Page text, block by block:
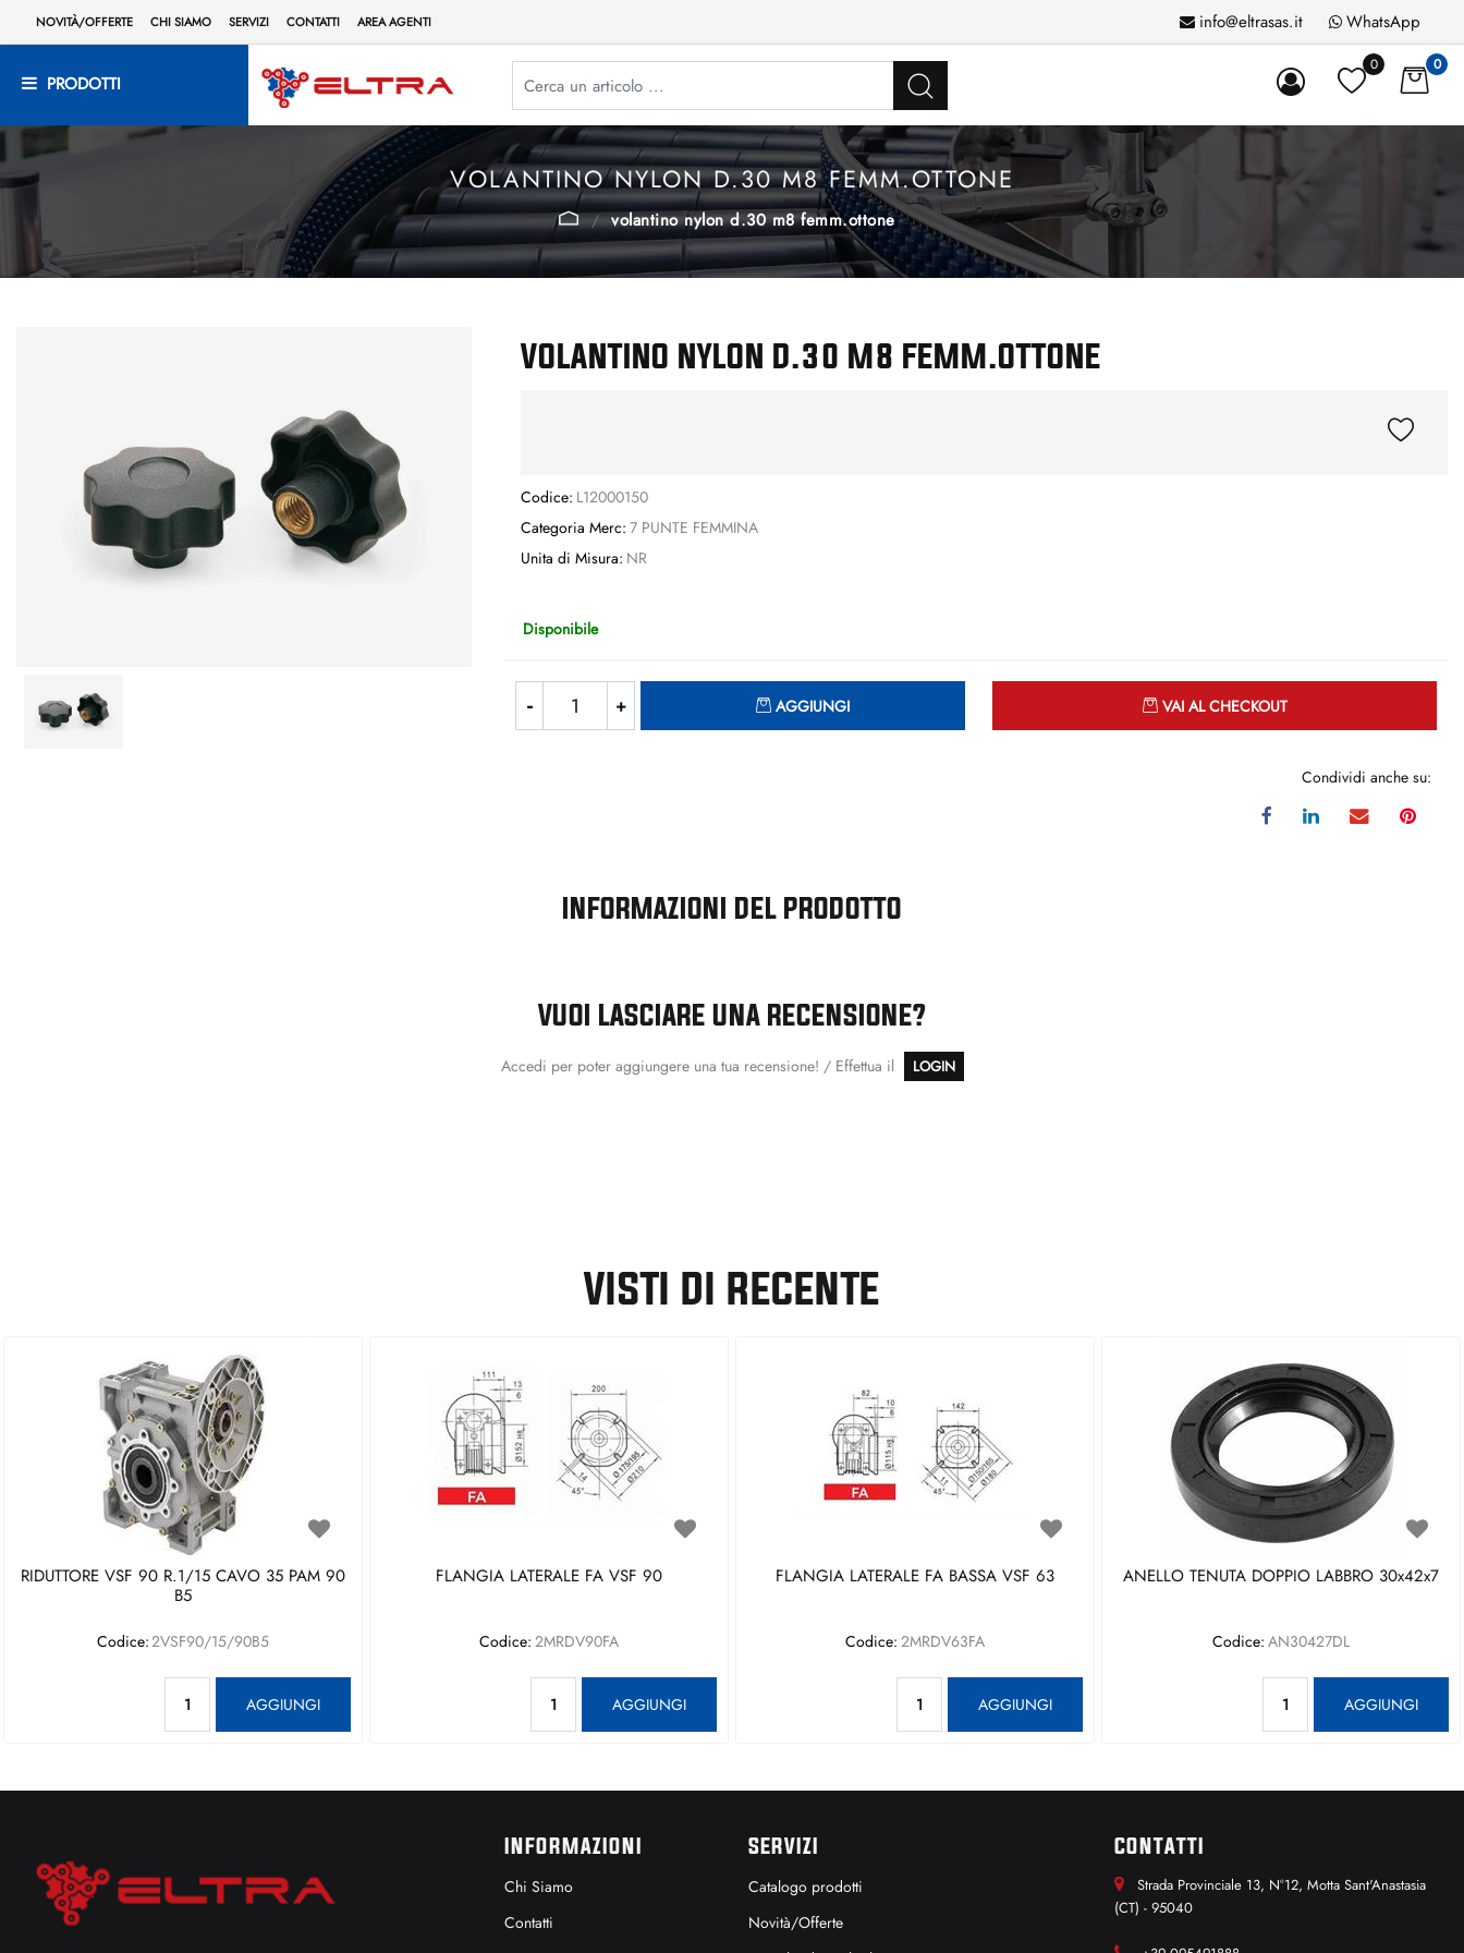
NOVITÀ/OFFERTE CHI SIAMO SERVIZI CONTATTI AREA AGENTI info@eltrasas.it WhatsApp
PRODOTTI
0 0
VOLANTINO NYLON D.30 M8 FEMM.OTTONE
volantino nylon d.30 m8 femm.ottone
VOLANTINO NYLON D.30 M8 FEMM.OTTONE
Codice: L12000150
Categoria Merc: 7 PUNTE FEMMINA
Unita di Misura: NR
Disponibile
AGGIUNGI VAI AL CHECKOUT
Condividi anche su:
INFORMAZIONI DEL PRODOTTO
VUOI LASCIARE UNA RECENSIONE?
Accedi per poter aggiungere una tua recensione! / Effettua il LOGIN
VISTI DI RECENTE
RIDUTTORE VSF 90 R.1/15 CAVO 35 PAM 90
B5
Codice:2VSF90/15/90B5
AGGIUNGI
FLANGIA LATERALE FA VSF 90
Codice: 2MRDV90FA
AGGIUNGI
FLANGIA LATERALE FA BASSA VSF 63
Codice: 2MRDV63FA
AGGIUNGI
ANELLO TENUTA DOPPIO LABBRO 30x42x7
Codice: AN30427DL
AGGIUNGI
INFORMAZIONI
Chi Siamo
Contatti
SERVIZI
Catalogo prodotti
Novità/Offerte
CONTATTI
Strada Provinciale 13, N°12, Motta Sant'Anastasia
(CT) - 95040